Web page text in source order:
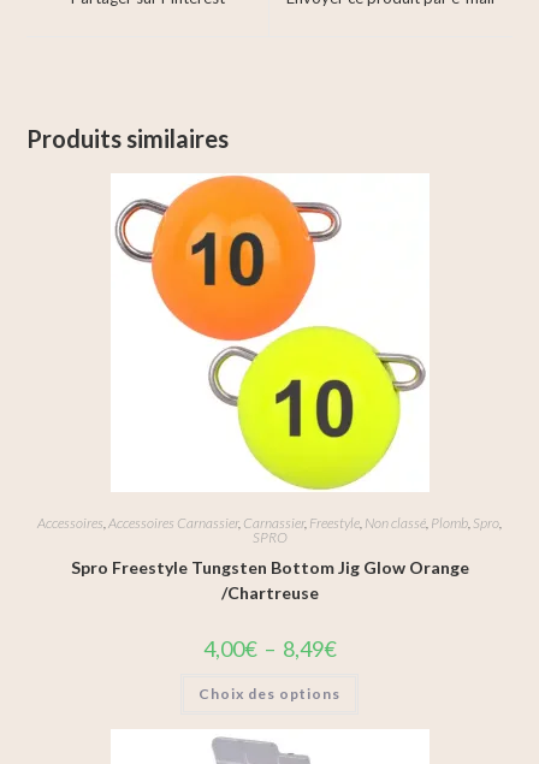
Produits similaires
Accessoires Accessoires Carnassier, Carnassier, Freestyle Non classé Plomb Spro
SPRO
Spro Freestyle Tungsten Bottom Jig Glow Orange
/Chartreuse
4,00€ – 8,49€
Choix des options